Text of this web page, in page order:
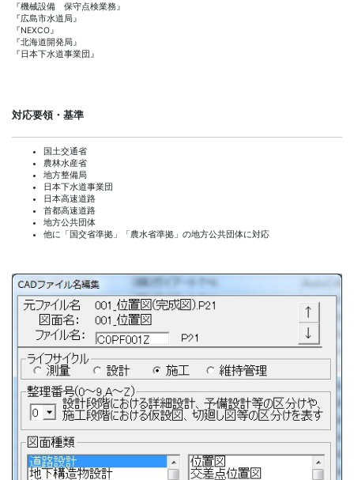
『機械設備 保守点検業務』
『広島市水道局』
『NEXCO』
『北海道開発局』
『日本下水道事業団』
対応要領・基準
国土交通省
農林水産省
地方整備局
日本下水道事業団
日本高速道路
首都高速道路
地方公共団体
他に「国交省準拠」「農水省準拠」の地方公共団体に対応